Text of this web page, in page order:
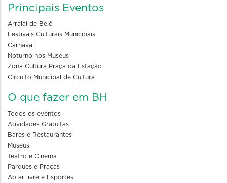
Principais Eventos
Arraial de Belô
Festivais Culturais Municipais
Carnaval
Noturno nos Museus
Zona Cultura Praça da Estação
Circuito Municipal de Cultura
O que fazer em BH
Todos os eventos
Atividades Gratuitas
Bares e Restaurantes
Museus
Teatro e Cinema
Parques e Praças
Ao ar livre e Esportes